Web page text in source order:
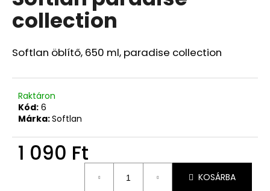
ből
csillag.
collection
Softlan öblítő, 650 ml, paradise collection
Raktáron
Kód: 6
Márka:Softlan
1 090 Ft
KOSÁRBA